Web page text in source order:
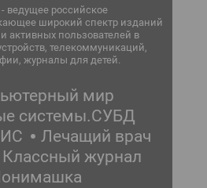
ведущее российское
широкий спектр изданий
активных пользователей в
телекоммуникаций,
журналы для детей.
мир
системы.СУБД
Лечащий врач
Классный журнал